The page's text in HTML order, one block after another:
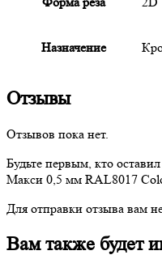
Назначение
Отзывы
Отзывов пока нет.
Будьте первым, кто
Макси 0,5 мм RAL8017
Для отправки отзыва вам
Вам также будет